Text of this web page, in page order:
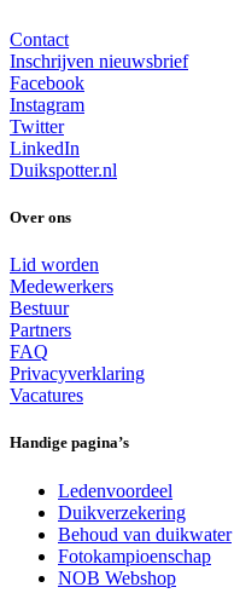
Contact
Inschrijven nieuwsbrief
Facebook
Instagram
Twitter
LinkedIn
Duikspotter.nl
Over ons
Lid worden
Medewerkers
Bestuur
Partners
FAQ
Privacyverklaring
Vacatures
Handige pagina’s
Ledenvoordeel
Duikverzekering
Behoud van duikwater
Fotokampioenschap
NOB Webshop